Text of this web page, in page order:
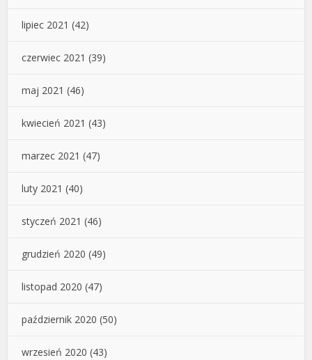
lipiec 2021 (42)
czerwiec 2021 (39)
maj 2021 (46)
kwiecień 2021 (43)
marzec 2021 (47)
luty 2021 (40)
styczeń 2021 (46)
grudzień 2020 (49)
listopad 2020 (47)
październik 2020 (50)
wrzesień 2020 (43)